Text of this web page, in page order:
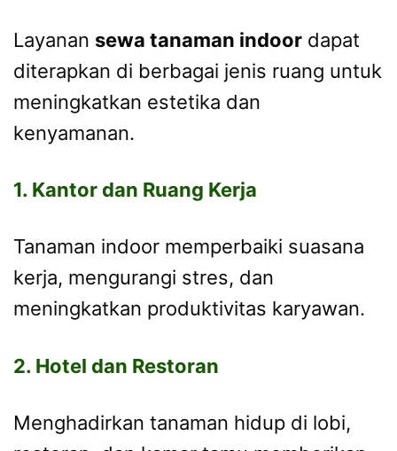
Layanan sewa tanaman indoor dapat
diterapkan di berbagai jenis ruang untuk
meningkatkan estetika dan
kenyamanan.
1. Kantor dan Ruang Kerja
Tanaman indoor memperbaiki suasana
kerja, mengurangi stres, dan
meningkatkan produktivitas karyawan.
2. Hotel dan Restoran
Menghadirkan tanaman hidup di lobi,